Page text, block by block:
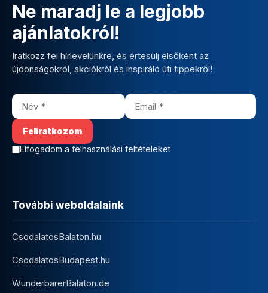
Ne maradj le a legjobb
ajánlatokról!
Iratkozz fel hírlevelünkre, és értesülj elsőként az
újdonságokról, akciókról és inspiráló úti tippekről!
Elfogadom a felhasználási feltételeket
További weboldalaink
CsodalatosBalaton.hu
CsodalatosBudapest.hu
WunderbarerBalaton.de